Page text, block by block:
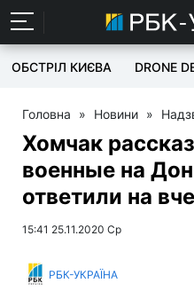
ОБСТРІЛ КИЄВА DRONE
Головна » Новини »
Хомчак
военные на
ответили на
15:41 25.11.2020 Ср
РБК-УКРАЇНА